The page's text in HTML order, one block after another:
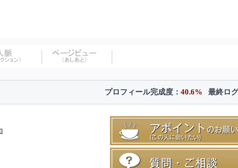
最終ロ
プロフィール完成度： 40.6%